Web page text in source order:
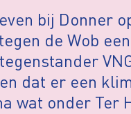
bij Donner
de Wob
dat er een
wat onder Ter